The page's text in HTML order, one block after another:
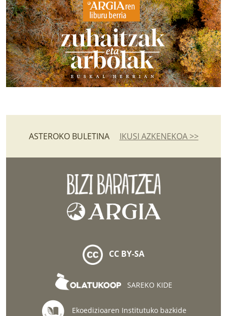
ASTEROKO BULETINA IKUSI AZKENEKOA >>
CC BY-SA
SAREKO KIDE
Ekoedizioaren Institutuko bazkide